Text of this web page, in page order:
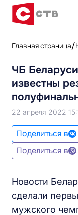
Главная страница
ЧБ
известны
22 апреля 2022
Поделиться в
Поделиться в
Новости
сделали
мужского